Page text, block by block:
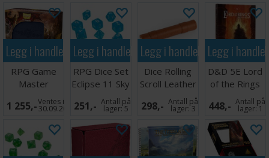
Legg i handlekurven
RPG Game
Master
Companion
Midnight Blue
1 255,-Ventes inn
30.09.2026
Legg i handlekurven
RPG Dice Set
Eclipse 11 Sky
Blue
251,- Antall på
lager:5
Legg i handlekurven
Dice Rolling
Scroll Leather
298,- Antall på
lager:3
Legg i
D&D 5E Lord
of the Rings
Moria
448,- Antall på
lager:1